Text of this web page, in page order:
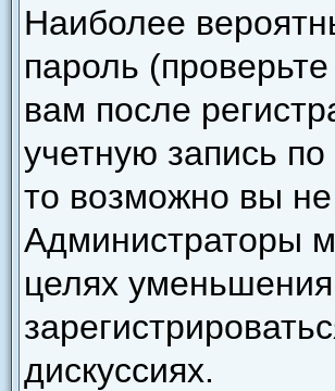
Наиболее
пароль
вам после
учетную запись
то возможно вы
Администраторы
целях
дискуссиях.